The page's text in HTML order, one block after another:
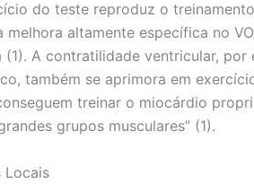
do teste reproduz o
altamente específica no VO
A contratilidade ventricular,
também se aprimora em
treinar o miocárdio
grupos musculares” (1).
Locais